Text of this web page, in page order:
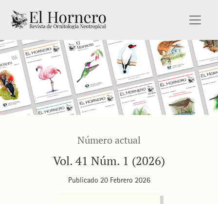
El Hornero
Número actual
Vol. 41 Núm. 1 (2026)
Publicado 20 Febrero 2026